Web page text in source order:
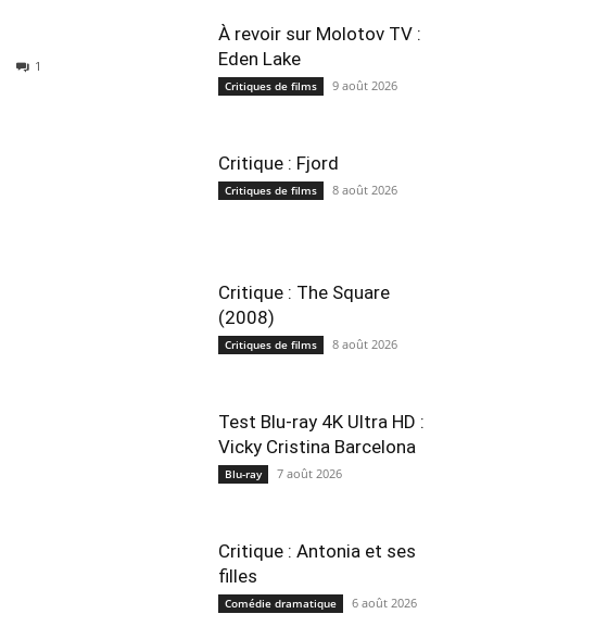
1
À revoir sur Molotov TV :
Eden Lake
Critiques de films 9 août 2026
Critique : Fjord
Critiques de films 8 août 2026
Critique : The Square
(2008)
Critiques de films 8 août 2026
Test Blu-ray 4K Ultra HD :
Vicky Cristina Barcelona
Blu-ray 7 août 2026
Critique : Antonia et ses
filles
Comédie dramatique 6 août 2026